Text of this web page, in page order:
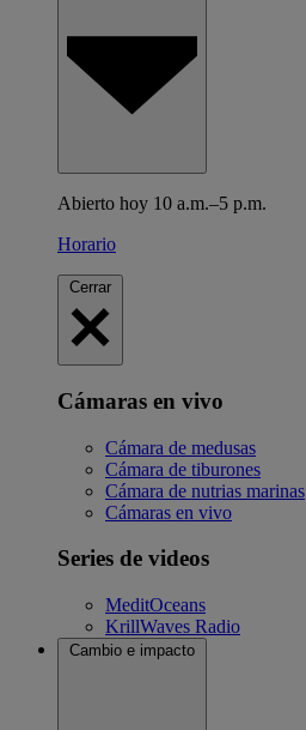
Abierto hoy 10 a.m.–5 p.m.
Horario
Cerrar
Cámaras en vivo
Cámara de medusas
Cámara de tiburones
Cámara de nutrias marinas
Cámaras en vivo
Series de videos
MeditOceans
KrillWaves Radio
Cambio e impacto